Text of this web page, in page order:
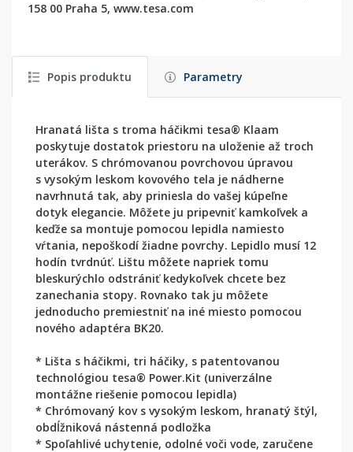
158 00 Praha 5, www.tesa.com
Popis produktu Parametry
Hranatá lišta s troma háčikmi tesa® Klaam
poskytuje dostatok priestoru na uloženie až troch
uterákov. S chrómovanou povrchovou úpravou
s vysokým leskom kovového tela je nádherne
navrhnutá tak, aby priniesla do vašej kúpeľne
dotyk elegancie. Môžete ju pripevniť kamkoľvek a
keďže sa montuje pomocou lepidla namiesto
vŕtania, nepoškodí žiadne povrchy. Lepidlo musí 12
hodín tvrdnúť. Lištu môžete napriek tomu
bleskurýchlo odstrániť kedykoľvek chcete bez
zanechania stopy. Rovnako tak ju môžete
jednoducho premiestniť na iné miesto pomocou
nového adaptéra BK20.
* Lišta s háčikmi, tri háčiky, s patentovanou
technológiou tesa® Power.Kit (univerzálne
montážne riešenie pomocou lepidla)
* Chrómovaný kov s vysokým leskom, hranatý štýl,
obdĺžniková nástenná podložka
* Spoľahlivé uchytenie, odolné voči vode, zaručene